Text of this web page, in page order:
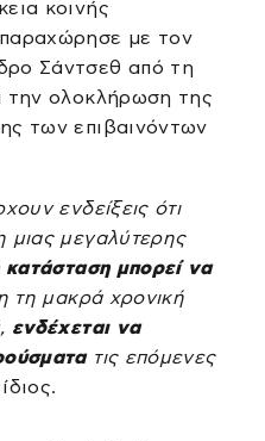
κοινής
με τον
Σάντσεθ από τη
την ολοκλήρωση της
των επιβαινόντων
ενδείξεις ότι
μιας μεγαλύτερης
κατάσταση μπορεί να
τη μακρά χρονική
ενδέχεται να
τις επόμενες